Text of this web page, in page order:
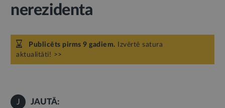
nerezidenta
Publicēts pirms 9 gadiem. Izvērtē satura
aktualitāti! >>
J JAUTĀ: